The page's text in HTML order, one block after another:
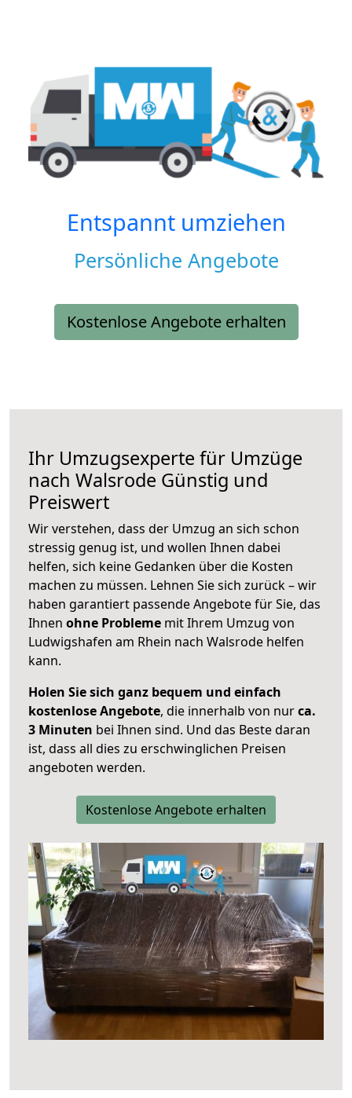
Entspannt umziehen
Persönliche Angebote
Kostenlose Angebote erhalten
Ihr Umzugsexperte für Umzüge
nach Walsrode Günstig und
Preiswert
Wir verstehen, dass der Umzug an sich schon
stressig genug ist, und wollen Ihnen dabei
helfen, sich keine Gedanken über die Kosten
machen zu müssen. Lehnen Sie sich zurück – wir
haben garantiert passende Angebote für Sie, das
Ihnen ohne Probleme mit Ihrem Umzug von
Ludwigshafen am Rhein nach Walsrode helfen
kann.
Holen Sie sich ganz bequem und einfach
kostenlose Angebote, die innerhalb von nurca.
3 Minuten bei Ihnen sind. Und das Beste daran
ist, dass all dies zu erschwinglichen Preisen
angeboten werden.
Kostenlose Angebote erhalten